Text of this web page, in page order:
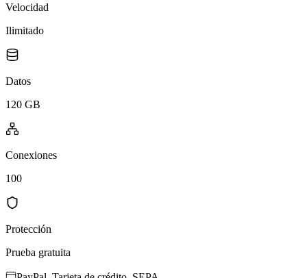
Velocidad
Ilimitado
Datos
120 GB
Conexiones
100
Protección
Prueba gratuita